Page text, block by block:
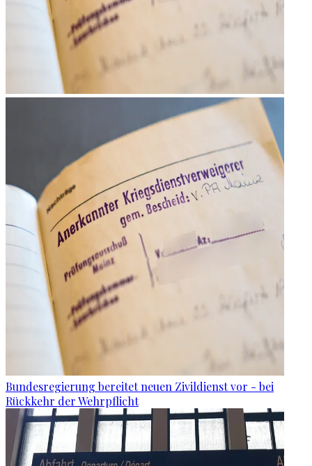
Bundesregierung bereitet neuen Zivildienst vor - bei
Rückkehr der Wehrpflicht